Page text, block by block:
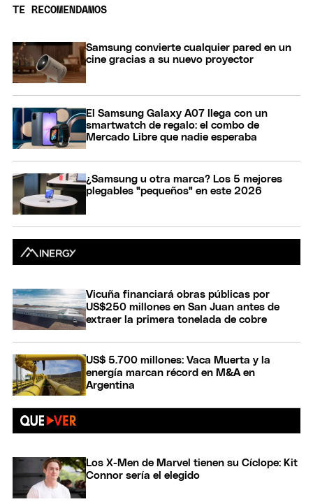
TE RECOMENDAMOS
Samsung convierte cualquier pared en un
cine gracias a su nuevo proyector
El Samsung Galaxy A07 llega con un
smartwatch de regalo: el combo de
Mercado Libre que nadie esperaba
¿Samsung u otra marca? Los 5 mejores
plegables "pequeños" en este 2026
Vicuña financiará obras públicas por
US$250 millones en San Juan antes de
extraer la primera tonelada de cobre
US$ 5.700 millones: Vaca Muerta y la
energía marcan récord en M&A en
Argentina
Los X-Men de Marvel tienen su Cíclope: Kit
Connor sería el elegido